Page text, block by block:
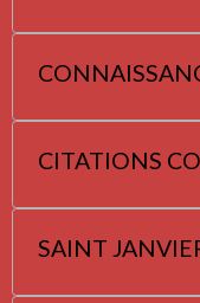
CITATIONS
SAINT